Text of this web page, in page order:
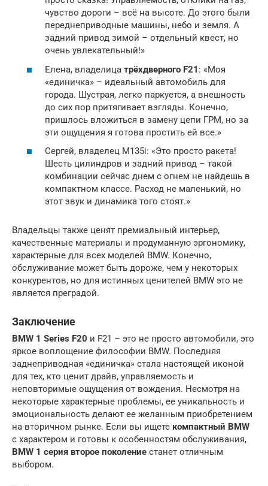
чувство дороги – всё на высоте. До этого были
переднеприводные машины, небо и земля. А
задний привод зимой – отдельный квест, но
очень увлекательный!»
Елена, владелица трёхдверного F21 : «Моя
«единичка» – идеальный автомобиль для
города. Шустрая, легко паркуется, а внешность
до сих пор притягивает взгляды. Конечно,
пришлось вложиться в замену цепи ГРМ, но за
эти ощущения я готова простить ей все.»
Сергей, владелец M135i: «Это просто ракета!
Шесть цилиндров и задний привод – такой
комбинации сейчас днем с огнем не найдешь в
компактном классе. Расход не маленький, но
этот звук и динамика того стоят.»
Владельцы также ценят премиальный интерьер,
качественные материалы и продуманную эргономику,
характерные для всех моделей BMW. Конечно,
обслуживание может быть дороже, чем у некоторых
конкурентов, но для истинных ценителей BMW это не
является преградой.
Заключение
BMW 1 Series F20 и F21 – это не просто автомобили, это
яркое воплощение философии BMW. Последняя
заднеприводная «единичка» стала настоящей иконой
для тех, кто ценит драйв, управляемость и
неповторимые ощущения от вождения. Несмотря на
некоторые характерные проблемы, ее уникальность и
эмоциональность делают ее желанным приобретением
на вторичном рынке. Если вы ищете компактный BMW
с характером и готовы к особенностям обслуживания,
BMW 1 серия второе поколение станет отличным
выбором.